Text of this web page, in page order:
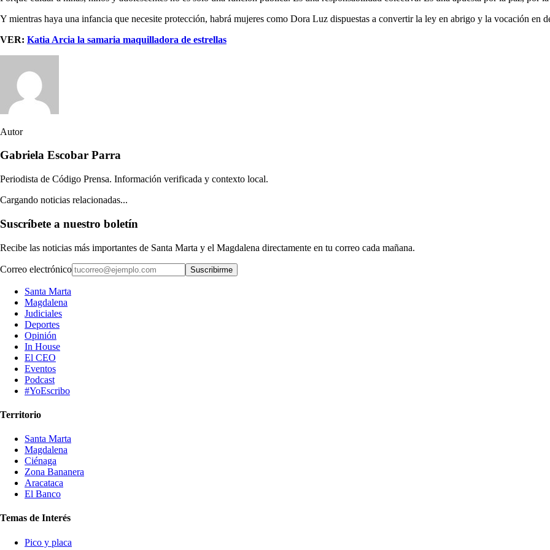
Y mientras haya una infancia que necesite protección, habrá mujeres como Dora Luz dispuestas a convertir la ley en abrigo y la vocación en
VER: Katia Arcia la samaria maquilladora de estrellas
Autor
Gabriela Escobar Parra
Periodista de Código Prensa. Información verificada y contexto local.
Cargando noticias relacionadas...
Suscríbete a nuestro boletín
Recibe las noticias más importantes de Santa Marta y el Magdalena directamente en tu correo cada mañana.
Correo electrónico Suscribirme
Santa Marta
Magdalena
Judiciales
Deportes
Opinión
In House
El CEO
Eventos
Podcast
#YoEscribo
Territorio
Santa Marta
Magdalena
Ciénaga
Zona Bananera
Aracataca
El Banco
Temas de Interés
Pico y placa